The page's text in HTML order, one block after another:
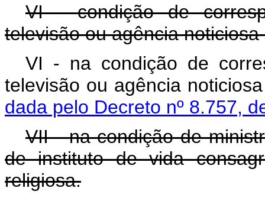
VI - condição de
televisão ou agência
VI - na condição de
televisão ou agência
dada pelo Decreto nº 8.757,
VII - na condição de
de instituto de vida
religiosa.